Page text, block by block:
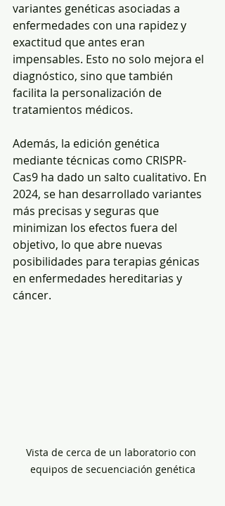
variantes genéticas asociadas a
enfermedades con una rapidez y
exactitud que antes eran
impensables. Esto no solo mejora el
diagnóstico, sino que también
facilita la personalización de
tratamientos médicos.
Además, la edición genética
mediante técnicas como CRISPR-
Cas9 ha dado un salto cualitativo. En
2024, se han desarrollado variantes
más precisas y seguras que
minimizan los efectos fuera del
objetivo, lo que abre nuevas
posibilidades para terapias génicas
en enfermedades hereditarias y
cáncer.
Vista de cerca de un laboratorio con
equipos de secuenciación genética